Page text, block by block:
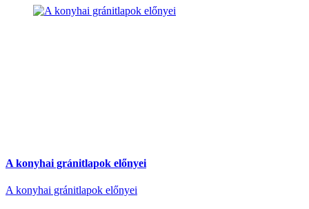
A konyhai gránitlapok előnyei
A konyhai gránitlapok előnyei